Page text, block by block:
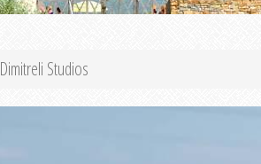
Dimitreli Studios